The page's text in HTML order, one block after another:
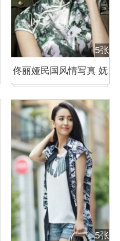
5张
佟丽娅民国风情写真 妩
5张